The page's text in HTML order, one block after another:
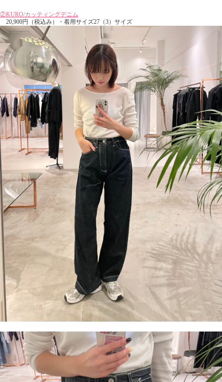
②KURO/カッティングデニム
20,900円（税込み）・着用サイズ27（3）サイズ